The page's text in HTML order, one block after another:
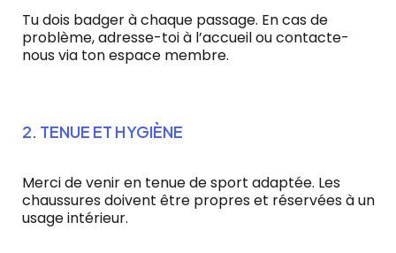
Tu dois badger à chaque passage. En cas de
problème, adresse-toi à l’accueil ou contacte-
nous via ton espace membre.
2. TENUE ET HYGIÈNE
Merci de venir en tenue de sport adaptée. Les
chaussures doivent être propres et réservées à un
usage intérieur.